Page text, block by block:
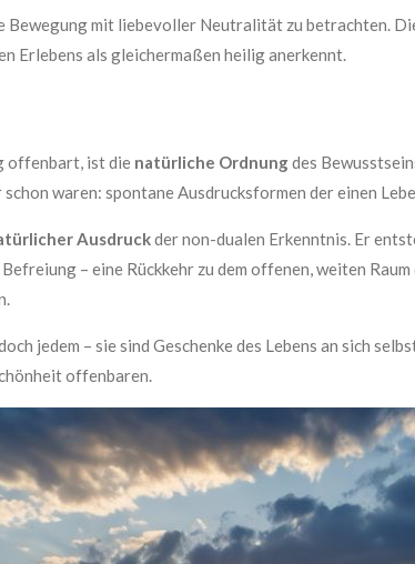
Bewegung mit liebevoller Neutralität zu betrachten.
Erlebens als gleichermaßen heilig anerkennt.
offenbart, ist die natürliche Ordnungdes
schon waren: spontane Ausdrucksformen der einen
Ausdruckder non-dualen Erkenntnis. Er
– eine Rückkehr zu dem offenen, weiten
jedem – sie sind Geschenke des Lebens an sich
offenbaren.